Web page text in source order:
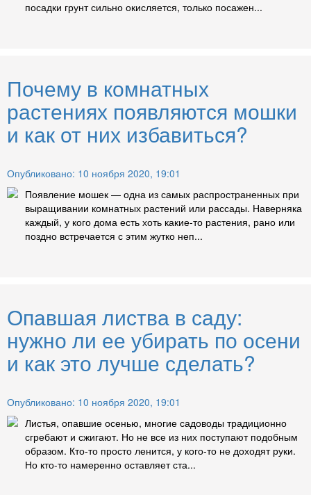
посадки грунт сильно окисляется, только посажен...
Почему в комнатных
растениях появляются мошки
и как от них избавиться?
Опубликовано: 10 ноября 2020, 19:01
Появление мошек — одна из самых распространенных при
выращивании комнатных растений или рассады. Наверняка
каждый, у кого дома есть хоть какие-то растения, рано или
поздно встречается с этим жутко неп...
Опавшая листва в саду:
нужно ли ее убирать по осени
и как это лучше сделать?
Опубликовано: 10 ноября 2020, 19:01
Листья, опавшие осенью, многие садоводы традиционно
сгребают и сжигают. Но не все из них поступают подобным
образом. Кто-то просто ленится, у кого-то не доходят руки.
Но кто-то намеренно оставляет ста...